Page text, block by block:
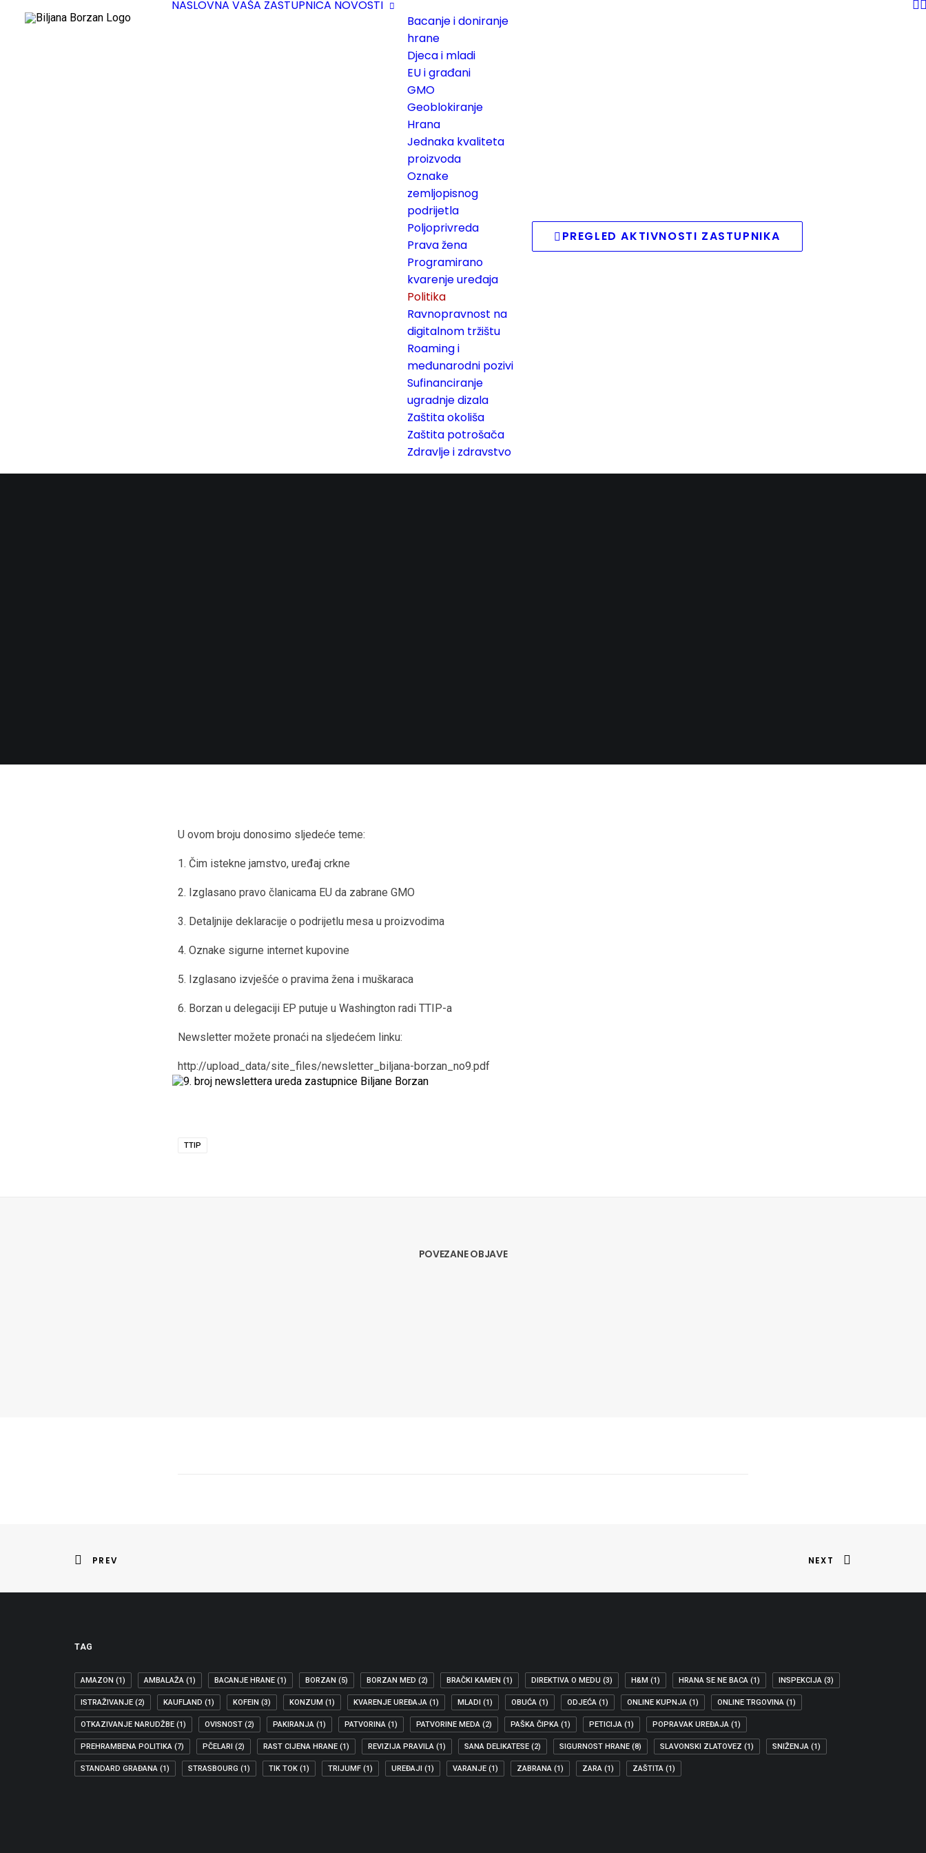
NASLOVNA VAŠA ZASTUPNICA NOVOSTI
Bacanje i doniranje
hrane
Djeca i mladi
EU i građani
GMO
Geoblokiranje
Hrana
Jednaka kvaliteta
proizvoda
Oznake
zemljopisnog
podrijetla
Poljoprivreda
Prava žena
Programirano
kvarenje uređaja
Politika
Ravnopravnost na
digitalnom tržištu
Roaming i
međunarodni pozivi
Sufinanciranje
ugradnje dizala
Zaštita okoliša
Zaštita potrošača
Zdravlje i zdravstvo
PREGLED AKTIVNOSTI ZASTUPNIKA
U ovom broju donosimo sljedeće teme:
1. Čim istekne jamstvo, uređaj crkne
2. Izglasano pravo članicama EU da zabrane GMO
3. Detaljnije deklaracije o podrijetlu mesa u proizvodima
4. Oznake sigurne internet kupovine
5. Izglasano izvješće o pravima žena i muškaraca
6. Borzan u delegaciji EP putuje u Washington radi TTIP-a
Newsletter možete pronaći na sljedećem linku:
http://upload_data/site_files/newsletter_biljana-borzan_no9.pdf
TTIP
POVEZANE OBJAVE
01.06.2017
IZGLASANA UREDBA BILJANE BORZAN O PREKOGRANIČNOJ DOSTAVI PAKETA
PREV NEXT
TAG
AMAZON (1) AMBALAŽA (1) BACANJE HRANE (1) BORZAN (5) BORZAN MED (2) BRAČKI KAMEN (1) DIREKTIVA O MEDU (3) H&M (1) HRANA SE NE BACA (1) INSPEKCIJA (3)
ISTRAŽIVANJE (2) KAUFLAND (1) KOFEIN (3) KONZUM (1) KVARENJE UREĐAJA (1) MLADI (1) OBUĆA (1) ODJEĆA (1) ONLINE KUPNJA (1) ONLINE TRGOVINA (1)
OTKAZIVANJE NARUDŽBE (1) OVISNOST (2) PAKIRANJA (1) PATVORINA (1) PATVORINE MEDA (2) PAŠKA ČIPKA (1) PETICIJA (1) POPRAVAK UREĐAJA (1)
PREHRAMBENA POLITIKA (7) PČELARI (2) RAST CIJENA HRANE (1) REVIZIJA PRAVILA (1) SANA DELIKATESE (2) SIGURNOST HRANE (8) SLAVONSKI ZLATOVEZ (1) SNIŽENJA (1)
STANDARD GRAĐANA (1) STRASBOURG (1) TIK TOK (1) TRIJUMF (1) UREĐAJI (1) VARANJE (1) ZABRANA (1) ZARA (1) ZAŠTITA (1)